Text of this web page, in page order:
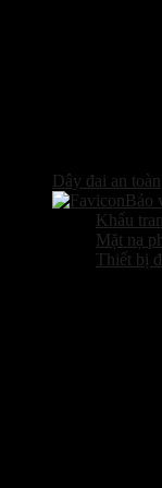
Dây đai an toàn
Bảo
Khẩu
Mặt nạ
Thiết bị